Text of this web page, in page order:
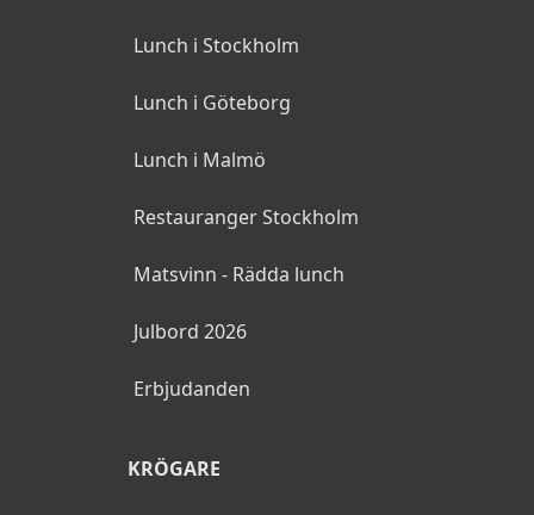
Lunch i Stockholm
Lunch i Göteborg
Lunch i Malmö
Restauranger Stockholm
Matsvinn - Rädda lunch
Julbord 2026
Erbjudanden
KRÖGARE